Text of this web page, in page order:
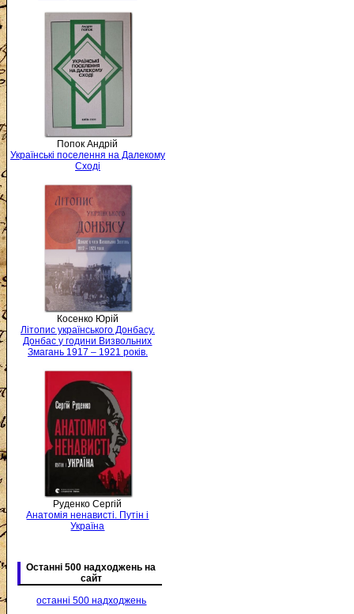
Попок Андрій
Українські поселення на Далекому
Сході
Косенко Юрій
Літопис українського Донбасу.
Донбас у години Визвольних
Змагань 1917 – 1921 років.
Руденко Сергій
Анатомія ненависті. Путін і
Україна
Останні 500 надходжень на
сайт
останні 500 надходжень